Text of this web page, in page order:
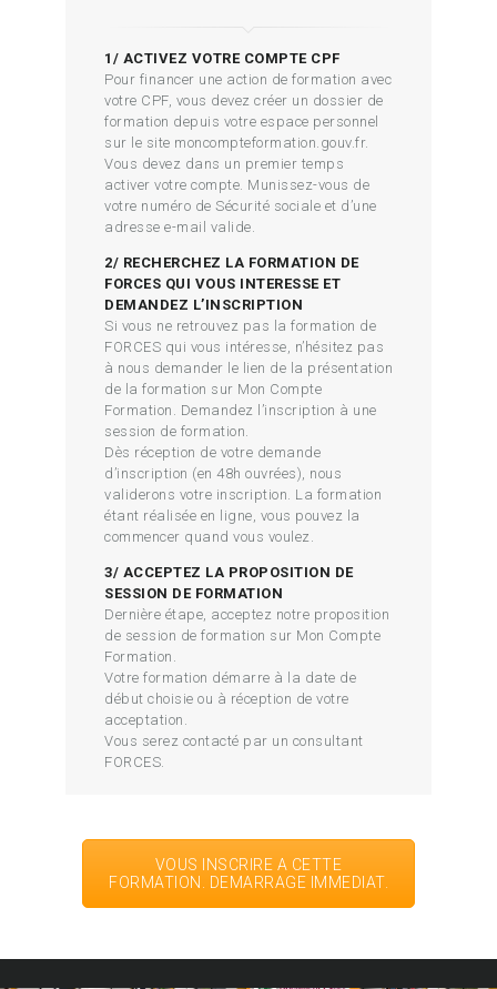
1/ ACTIVEZ VOTRE COMPTE CPF
Pour financer une action de formation avec
votre CPF, vous devez créer un dossier de
formation depuis votre espace personnel
sur le site moncompteformation.gouv.fr.
Vous devez dans un premier temps
activer votre compte. Munissez-vous de
votre numéro de Sécurité sociale et d’une
adresse e-mail valide.
2/ RECHERCHEZ LA FORMATION DE
FORCES QUI VOUS INTERESSE ET
DEMANDEZ L’INSCRIPTION
Si vous ne retrouvez pas la formation de
FORCES qui vous intéresse, n’hésitez pas
à nous demander le lien de la présentation
de la formation sur Mon Compte
Formation. Demandez l’inscription à une
session de formation.
Dès réception de votre demande
d’inscription (en 48h ouvrées), nous
validerons votre inscription. La formation
étant réalisée en ligne, vous pouvez la
commencer quand vous voulez.
3/ ACCEPTEZ LA PROPOSITION DE
SESSION DE FORMATION
Dernière étape, acceptez notre proposition
de session de formation sur Mon Compte
Formation.
Votre formation démarre à la date de
début choisie ou à réception de votre
acceptation.
Vous serez contacté par un consultant
FORCES.
VOUS INSCRIRE A CETTE
FORMATION. DEMARRAGE IMMEDIAT.